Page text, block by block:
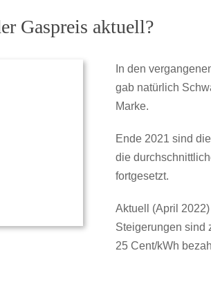
Gaspreis aktuell?
In den
gab natürlich
Marke.
Ende 2021 sind
die
fortgesetzt.
Aktuell (April
Steigerungen sind
25 Cent/kWh